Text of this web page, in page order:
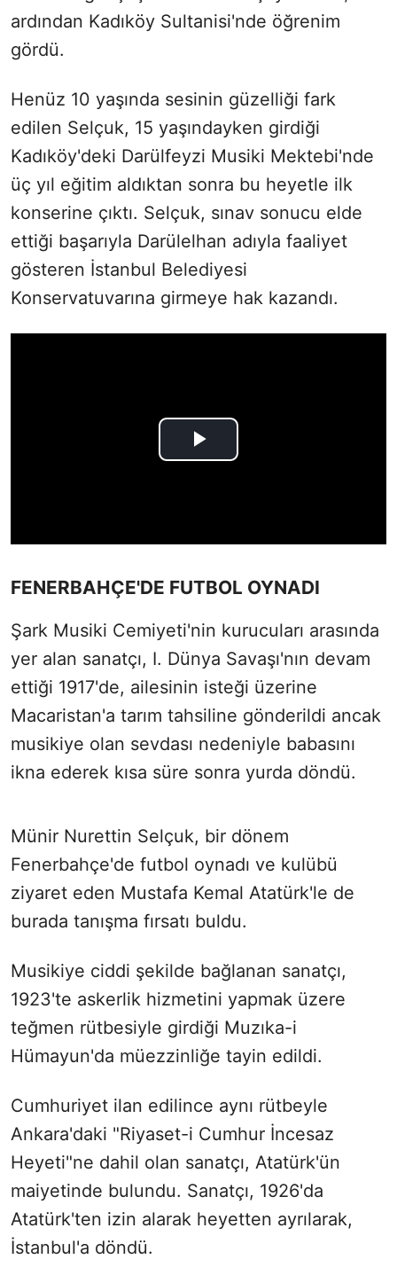
ardından Kadıköy Sultanisi'nde öğrenim
gördü.
Henüz 10 yaşında sesinin güzelliği fark
edilen Selçuk, 15 yaşındayken girdiği
Kadıköy'deki Darülfeyzi Musiki Mektebi'nde
üç yıl eğitim aldıktan sonra bu heyetle ilk
konserine çıktı. Selçuk, sınav sonucu elde
ettiği başarıyla Darülelhan adıyla faaliyet
gösteren İstanbul Belediyesi
Konservatuvarına girmeye hak kazandı.
FENERBAHÇE'DE FUTBOL OYNADI
Şark Musiki Cemiyeti'nin kurucuları arasında
yer alan sanatçı, I. Dünya Savaşı'nın devam
ettiği 1917'de, ailesinin isteği üzerine
Macaristan'a tarım tahsiline gönderildi ancak
musikiye olan sevdası nedeniyle babasını
ikna ederek kısa süre sonra yurda döndü.
Münir Nurettin Selçuk, bir dönem
Fenerbahçe'de futbol oynadı ve kulübü
ziyaret eden Mustafa Kemal Atatürk'le de
burada tanışma fırsatı buldu.
Musikiye ciddi şekilde bağlanan sanatçı,
1923'te askerlik hizmetini yapmak üzere
teğmen rütbesiyle girdiği Muzıka-i
Hümayun'da müezzinliğe tayin edildi.
Cumhuriyet ilan edilince aynı rütbeyle
Ankara'daki "Riyaset-i Cumhur İncesaz
Heyeti"ne dahil olan sanatçı, Atatürk'ün
maiyetinde bulundu. Sanatçı, 1926'da
Atatürk'ten izin alarak heyetten ayrılarak,
İstanbul'a döndü.